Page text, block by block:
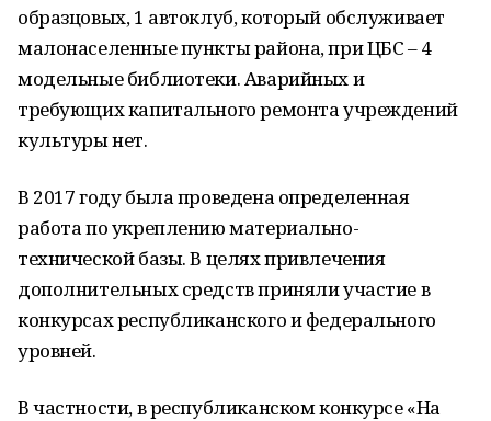
образцовых, 1 автоклуб, который обслуживает
малонаселенные пункты района, при ЦБС – 4
модельные библиотеки. Аварийных и
требующих капитального ремонта учреждений
культуры нет.
В 2017 году была проведена определенная
работа по укреплению материально-
технической базы. В целях привлечения
дополнительных средств приняли участие в
конкурсах республиканского и федерального
уровней.
В частности, в республиканском конкурсе «На